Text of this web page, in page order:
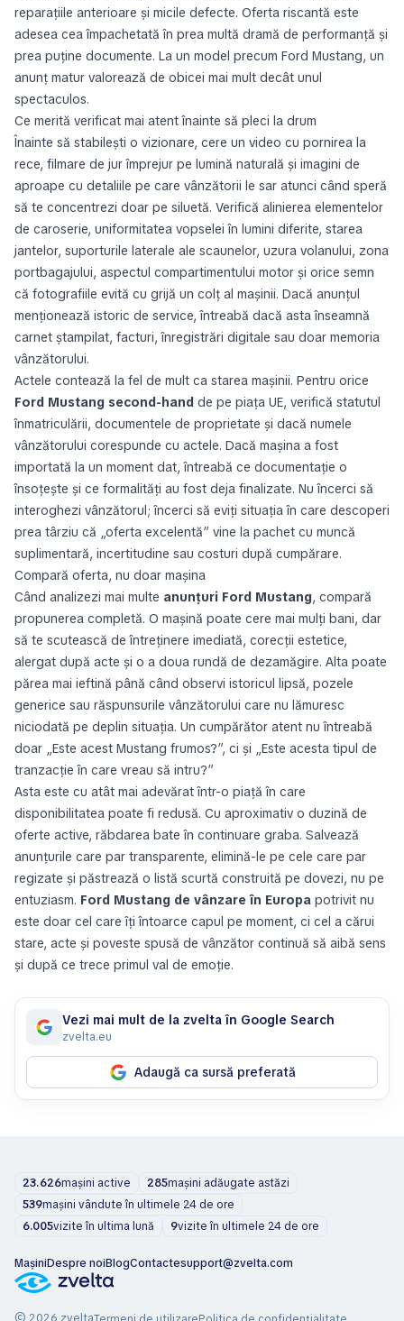
reparațiile anterioare și micile defecte. Oferta riscantă este
adesea cea împachetată în prea multă dramă de performanță și
prea puține documente. La un model precum Ford Mustang, un
anunț matur valorează de obicei mai mult decât unul
spectaculos.
Ce merită verificat mai atent înainte să pleci la drum
Înainte să stabilești o vizionare, cere un video cu pornirea la
rece, filmare de jur împrejur pe lumină naturală și imagini de
aproape cu detaliile pe care vânzătorii le sar atunci când speră
să te concentrezi doar pe siluetă. Verifică alinierea elementelor
de caroserie, uniformitatea vopselei în lumini diferite, starea
jantelor, suporturile laterale ale scaunelor, uzura volanului, zona
portbagajului, aspectul compartimentului motor și orice semn
că fotografiile evită cu grijă un colț al mașinii. Dacă anunțul
menționează istoric de service, întreabă dacă asta înseamnă
carnet ștampilat, facturi, înregistrări digitale sau doar memoria
vânzătorului.
Actele contează la fel de mult ca starea mașinii. Pentru orice
Ford Mustang second-hand de pe piața UE, verifică statutul
înmatriculării, documentele de proprietate și dacă numele
vânzătorului corespunde cu actele. Dacă mașina a fost
importată la un moment dat, întreabă ce documentație o
însoțește și ce formalități au fost deja finalizate. Nu încerci să
interoghezi vânzătorul; încerci să eviți situația în care descoperi
prea târziu că „oferta excelentă” vine la pachet cu muncă
suplimentară, incertitudine sau costuri după cumpărare.
Compară oferta, nu doar mașina
Când analizezi mai multe anunțuri Ford Mustang, compară
propunerea completă. O mașină poate cere mai mulți bani, dar
să te scutească de întreținere imediată, corecții estetice,
alergat după acte și o a doua rundă de dezamăgire. Alta poate
părea mai ieftină până când observi istoricul lipsă, pozele
generice sau răspunsurile vânzătorului care nu lămuresc
niciodată pe deplin situația. Un cumpărător atent nu întreabă
doar „Este acest Mustang frumos?”, ci și „Este acesta tipul de
tranzacție în care vreau să intru?”
Asta este cu atât mai adevărat într-o piață în care
disponibilitatea poate fi redusă. Cu aproximativ o duzină de
oferte active, răbdarea bate în continuare graba. Salvează
anunțurile care par transparente, elimină-le pe cele care par
regizate și păstrează o listă scurtă construită pe dovezi, nu pe
entuziasm. Ford Mustang de vânzare în Europa potrivit nu
este doar cel care îți întoarce capul pe moment, ci cel a cărui
stare, acte și poveste spusă de vânzător continuă să aibă sens
și după ce trece primul val de emoție.
Vezi mai mult de la zvelta în Google Search
zvelta.eu
Adaugă ca sursă preferată
23.626mașini active 285mașini adăugate astăzi
539mașini vândute în ultimele 24 de ore
6.005vizite în ultima lună 9vizite în ultimele 24 de ore
MașiniDespre noiBlogContactesupport@zvelta.com